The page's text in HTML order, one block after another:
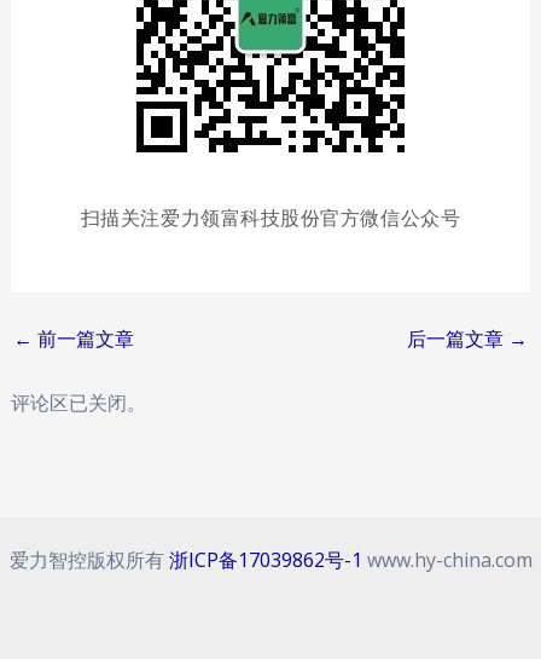
扫描关注爱力领富科技股份官方微信公众号
Post
← 前一篇文章 后一篇文章 →
评论区已关闭。
爱力智控版权所有浙ICP备17039862号-1 www.hy-china.com